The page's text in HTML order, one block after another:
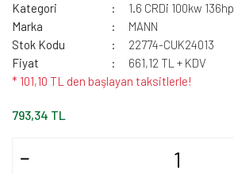
Kategori
1.6 CRDi 100kw 136hp
Marka
MANN
Stok Kodu
22774-CUK24013
Fiyat
661,12 TL + KDV
* 101,10 TL den başlayan taksitlerle!
793,34 TL